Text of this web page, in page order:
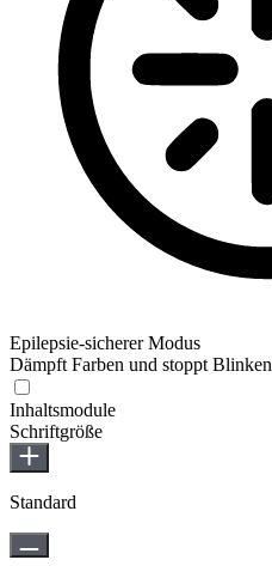
Epilepsie-sicherer Modus
Dämpft Farben und stoppt Blinken
Inhaltsmodule
Schriftgröße
Standard